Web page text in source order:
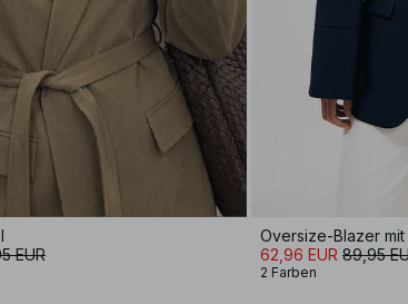
EUR
Oversize-Blazer
62,96 EUR 89,95
2 Farben